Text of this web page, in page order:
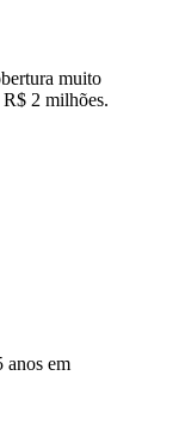
muito
R$ 2 milhões.
anos em